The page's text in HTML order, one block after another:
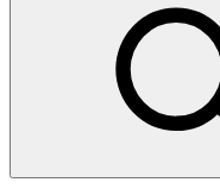
Mat og drikke
Aktiviteter